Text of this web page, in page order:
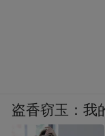
盗香窃玉：我